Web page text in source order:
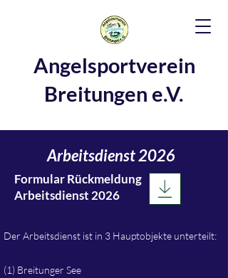
Angelsportverein
Breitungen e.V.
Arbeitsdienst 2026
Formular Rückmeldung
Arbeitsdienst 2026
Der Arbeitsdienst ist in 3 Hauptobjekte unterteilt:
(1) Breitunger See